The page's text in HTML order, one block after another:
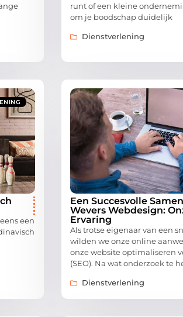
runt of een kleine
om je boodschap duidelijk
Dienstverlening
een
Een Succesvolle
Wevers Webdesign:
Ervaring
Als trotse eigenaar van een
wilden we onze online
onze website optimaliseren
(SEO). Na wat onderzoek te
Dienstverlening